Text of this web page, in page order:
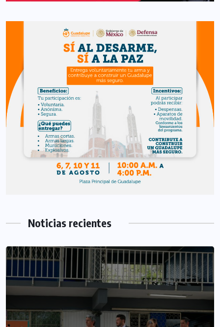
Noticias recientes